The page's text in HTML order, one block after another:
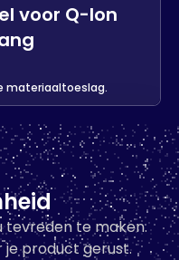
voor Q-lon
materiaaltoeslag.
voor Q-lon
+
tevreden te maken.
je product gerust.